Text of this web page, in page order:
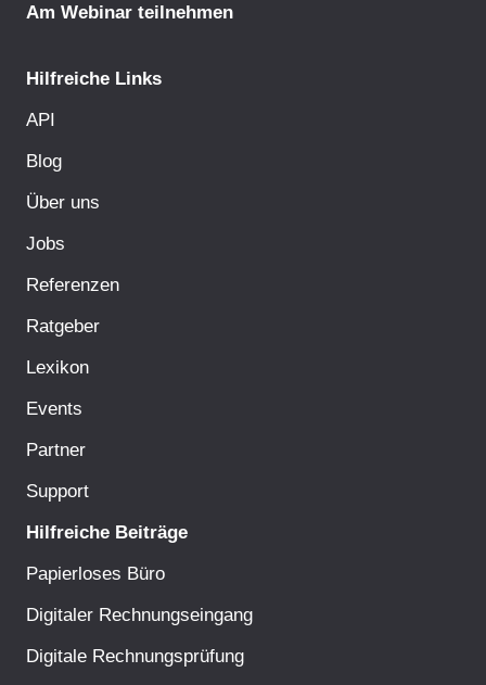
Am Webinar teilnehmen
Hilfreiche Links
API
Blog
Über uns
Jobs
Referenzen
Ratgeber
Lexikon
Events
Partner
Support
Hilfreiche Beiträge
Papierloses Büro
Digitaler Rechnungseingang
Digitale Rechnungsprüfung